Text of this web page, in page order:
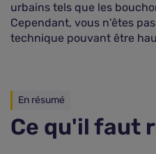
urbains tels que les
Cependant, vous n'êtes
technique pouvant être
En résumé
Ce qu'il faut